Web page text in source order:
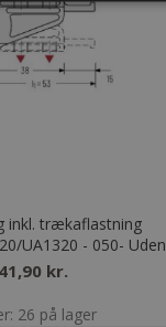
inkl. trækaflastning
UA1320 - 050- Uden
bolt
41,90 kr.
26 på lager